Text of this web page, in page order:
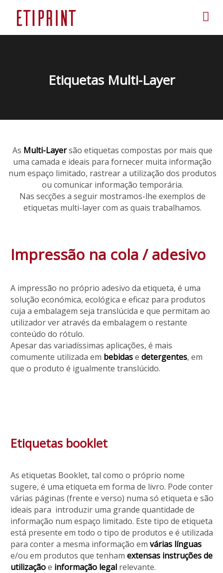
Etiquetas Multi-Layer
As Multi-Layersão etiquetas compostas por mais que
uma camada e ideais para fornecer muita informação
num espaço limitado, rastrear a utilização dos produtos
ou comunicar informação temporária.
Nas secções a seguir mostramos-lhe exemplos de
etiquetas multi-layer com as quais trabalhamos.
Impressão na cola / adesivo
A impressão no próprio adesivo da etiqueta, é uma
solução económica, ecológica e eficaz para produtos
cuja a embalagem seja translúcida e que permitam ao
utilizador ver através da embalagem o restante
conteúdo do rótulo.
Apesar das variadíssimas aplicações, é mais
comumente utilizada em bebidase detergentes, em
que o produto é igualmente translúcido.
Etiquetas booklet
As etiquetas Booklet, tal como o próprio nome
sugere, é uma etiqueta em forma de livro. Pode conter
várias páginas (frente e verso) numa só etiqueta e são
ideais para introduzir uma grande quantidade de
informação num espaço limitado. Este tipo de etiqueta
está presente em todo o tipo de produtos e é utilizada
para conter a mesma informação em várias línguas
e/ou em produtos que tenham extensas instruções de
utilizaçãoe informação legal relevante.